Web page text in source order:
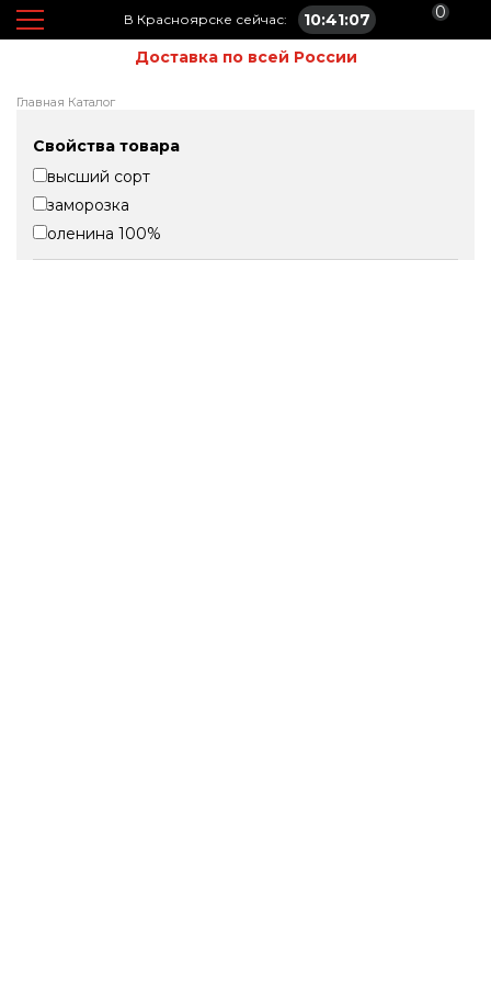
В Красноярске сейчас: 10:41:07 0
Доставка по всей России
Главная Каталог
Свойства товара
высший сорт
заморозка
оленина 100%